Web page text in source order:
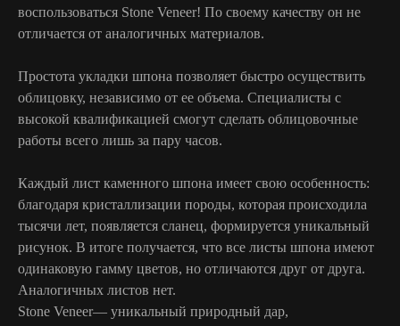
воспользоваться Stone Veneer! По своему качеству он не
отличается от аналогичных материалов.
Простота укладки шпона позволяет быстро осуществить
облицовку, независимо от ее объема. Специалисты с
высокой квалификацией смогут сделать облицовочные
работы всего лишь за пару часов.
Каждый лист каменного шпона имеет свою особенность:
благодаря кристаллизации породы, которая происходила
тысячи лет, появляется сланец, формируется уникальный
рисунок. В итоге получается, что все листы шпона имеют
одинаковую гамму цветов, но отличаются друг от друга.
Аналогичных листов нет.
Stone Veneer— уникальный природный дар,